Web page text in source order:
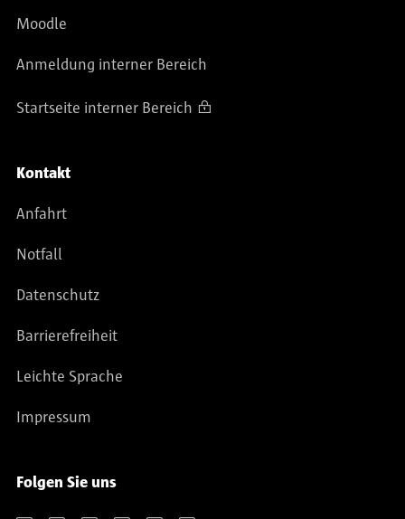
Moodle
Anmeldung interner Bereich
Startseite interner Bereich
Kontakt
Anfahrt
Notfall
Datenschutz
Barrierefreiheit
Leichte Sprache
Impressum
Folgen Sie uns